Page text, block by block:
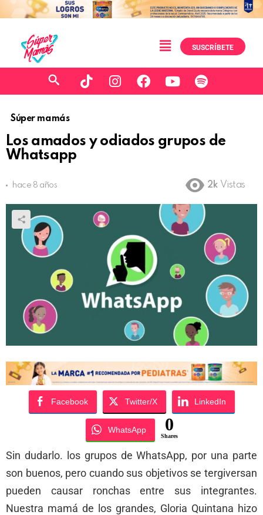
SUSCRÍBETE
Súper mamás
Los amados y odiados grupos de
Whatsapp
hace 8 años 2k Vistas
Facebook Twitter/X LinkedIn
WhatsApp 0
Shares
Sin dudarlo. los grupos de WhatsApp, por una parte
son buenos, pero cuando sus objetivos se tergiversan
pueden causar ronchas entre sus integrantes.
Nuestra mamá de los grandes, Gloria Quintana hizo